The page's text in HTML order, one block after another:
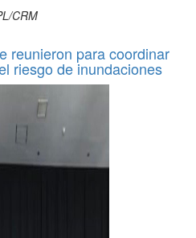
CRM
reunieron para coordinar
riesgo de inundaciones